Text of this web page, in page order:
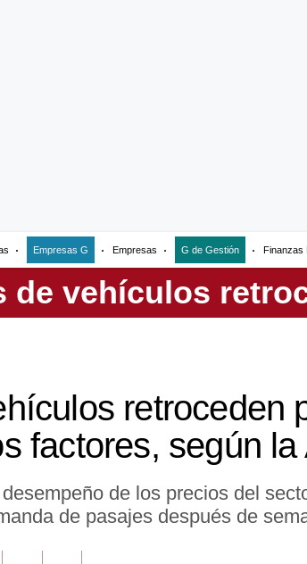
Empresas G Empresas G de Gestión Finanzas
retroceden
factores, según la
de los precios del
de pasajes después de